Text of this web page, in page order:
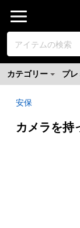
カテゴリー プ
安保
カメラを持